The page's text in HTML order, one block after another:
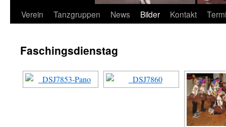
Springe
Inhalt
Verein Tanzgruppen News Bilder Kontakt
Faschingsdienstag